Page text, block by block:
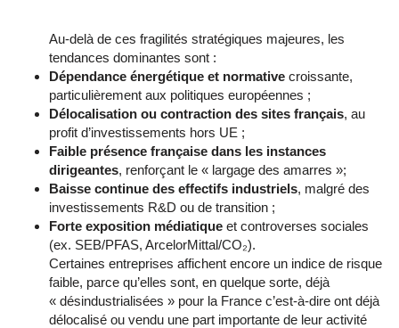
Au-delà de ces fragilités stratégiques majeures, les
tendances dominantes sont :
Dépendance énergétique et normative croissante,
particulièrement aux politiques européennes ;
Délocalisation ou contraction des sites français, au
profit d’investissements hors UE ;
Faible présence française dans les instances
dirigeantes, renforçant le « largage des amarres »;
Baisse continue des effectifs industriels, malgré des
investissements R&D ou de transition ;
Forte exposition médiatique et controverses sociales
(ex. SEB/PFAS, ArcelorMittal/CO₂).
Certaines entreprises affichent encore un indice de risque
faible, parce qu’elles sont, en quelque sorte, déjà
« désindustrialisées » pour la France c’est-à-dire ont déjà
délocalisé ou vendu une part importante de leur activité